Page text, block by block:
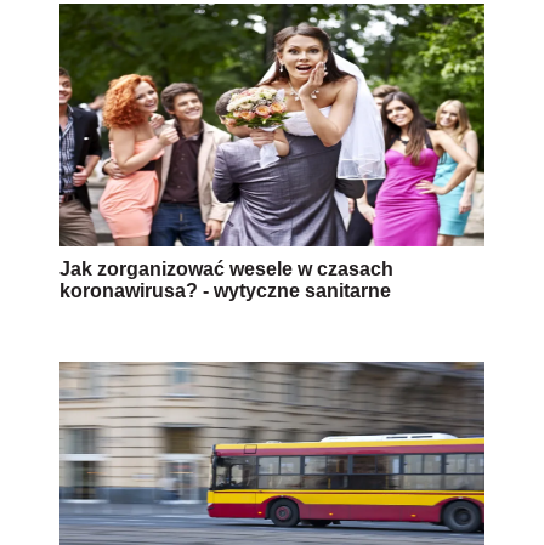
Jak zorganizować wesele w czasach
koronawirusa? - wytyczne sanitarne